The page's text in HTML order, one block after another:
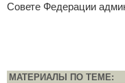
Совете Федерации
МАТЕРИАЛЫ ПО ТЕМЕ: